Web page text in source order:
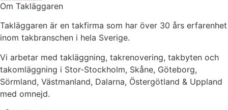
Om Takläggaren
Takläggaren är en takfirma som har över 30 års erfarenhet
inom takbranschen i hela Sverige.
Vi arbetar med takläggning, takrenovering, takbyten och
takomläggning i Stor-Stockholm, Skåne, Göteborg,
Sörmland, Västmanland, Dalarna, Östergötland & Uppland
med omnejd.